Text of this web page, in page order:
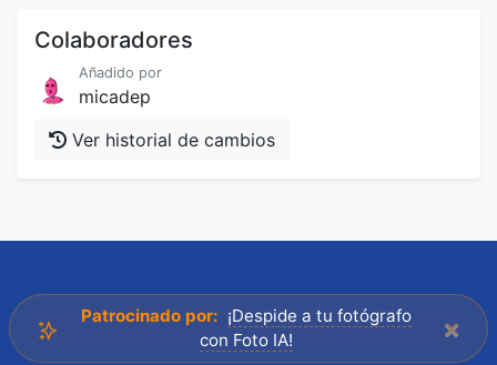
Colaboradores
Añadido por
micadep
Ver historial de cambios
Patrocinado por: ¡Despide a tu fotógrafo
con Foto IA!
×